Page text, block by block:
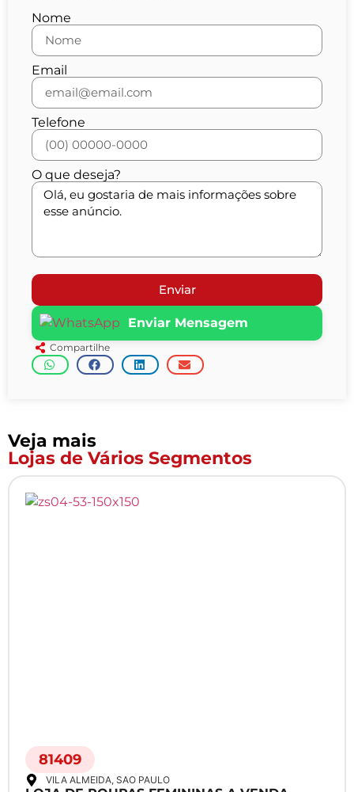
Nome
Email
Telefone
O que deseja?
Enviar
Enviar Mensagem
Compartilhe
Veja mais
Lojas de Vários Segmentos
81409
VILA ALMEIDA, SAO PAULO